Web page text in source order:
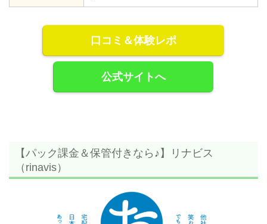
口コミ＆体験レポ
公式サイトへ
【パック課金＆保管付きなら♪】リナビス
（rinavis）